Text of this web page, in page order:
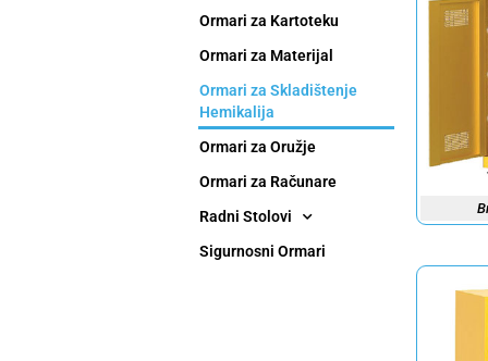
Ormari za Kartoteku
Ormari za Materijal
Ormari za Skladištenje
Hemikalija
Ormari za Oružje
Ormari za Računare
Radni Stolovi
Sigurnosni Ormari